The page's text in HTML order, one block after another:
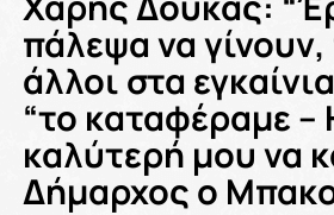
πάλεψα να
άλλοι στα
“το καταφέραμε –
καλύτερή μου να
Δήμαρχος ο